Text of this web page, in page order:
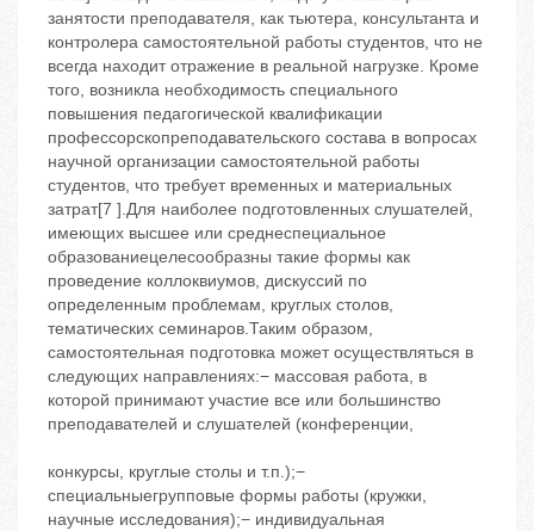
конкурсы, круглые столы и т.п.);−
специальныегрупповые формы работы (кружки,
научные исследования);− индивидуальная